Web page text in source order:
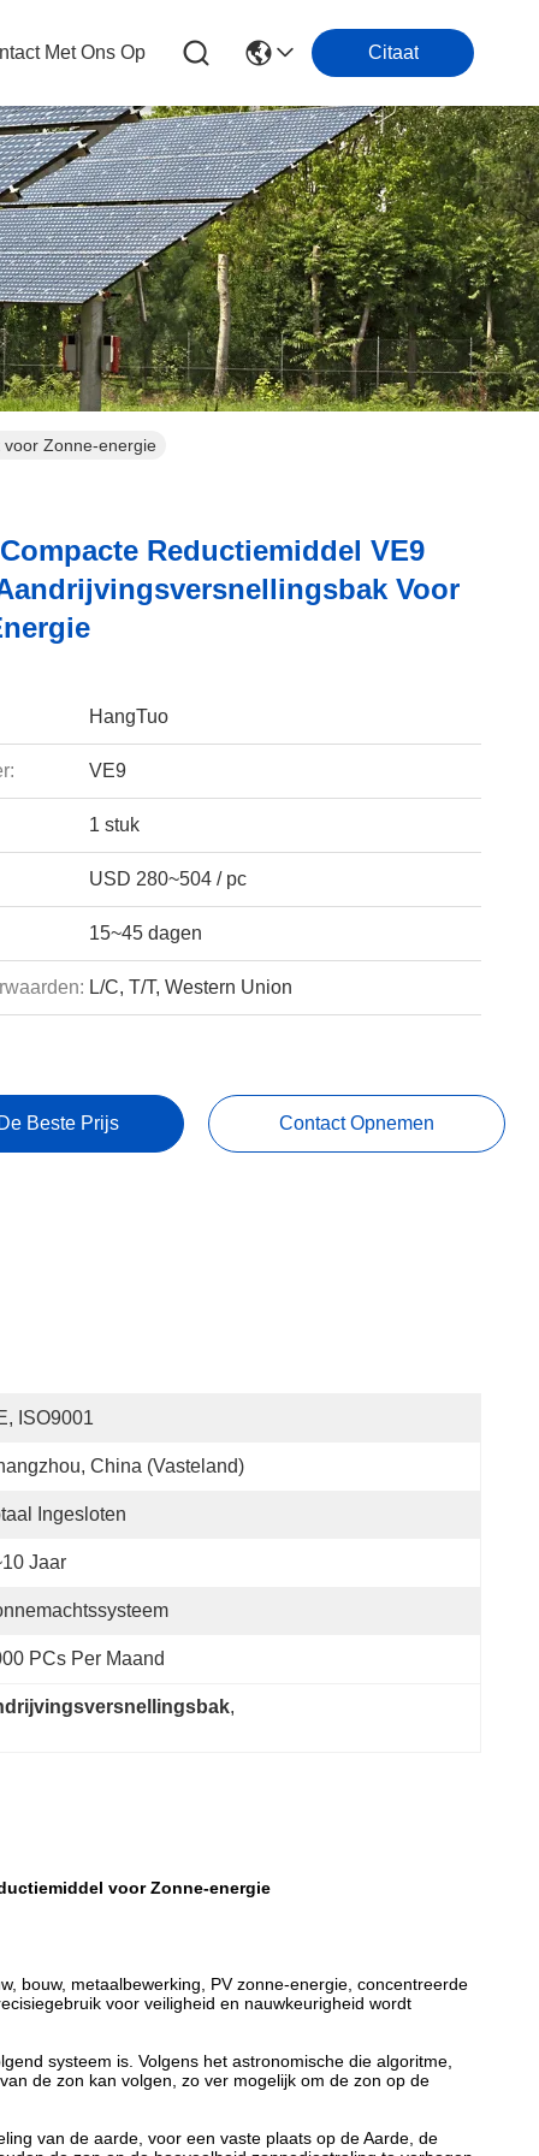
Met Ons Op Citaat
voor Zonne-energie
Reductiemiddel VE9
Voor
HangTuo
VE9
1 stuk
USD 280~504 / pc
15~45 dagen
L/C, T/T, Western Union
Beste Prijs Contact Opnemen
ISO9001
China (Vasteland)
Ingesloten
Jaar
PCs Per Maand
,
voor Zonne-energie
bouw, metaalbewerking, PV zonne-energie, concentreerde
voor veiligheid en nauwkeurigheid wordt
systeem is. Volgens het astronomische die algoritme,
de zon kan volgen, zo ver mogelijk om de zon op de
van de aarde, voor een vaste plaats op de Aarde, de